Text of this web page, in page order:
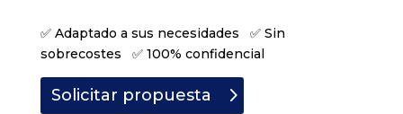
✅ Adaptado a sus necesidades ✅ Sin
sobrecostes ✅ 100% confidencial
Solicitar propuesta